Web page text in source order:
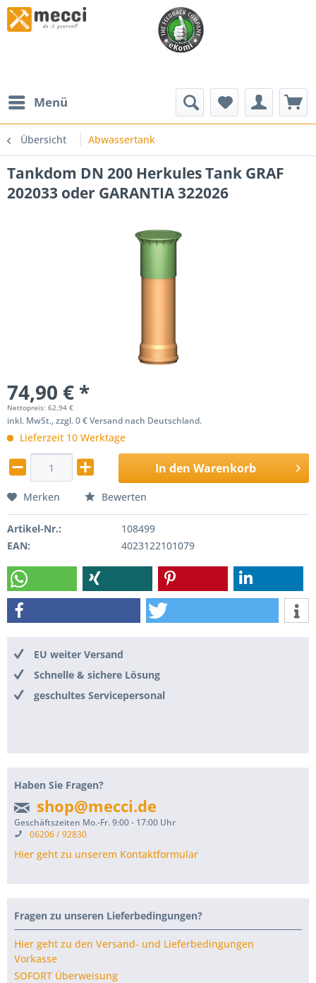
Menü
Übersicht Abwassertank
Tankdom DN 200 Herkules Tank GRAF
202033 oder GARANTIA 322026
74,90 € *
Nettopreis: 62,94 €
inkl. MwSt., zzgl. 0 € Versand nach Deutschland.
Lieferzeit 10 Werktage
In den Warenkorb
Merken Bewerten
Artikel-Nr.:
108499
EAN:
4023122101079
EU weiter Versand
Schnelle & sichere Lösung
geschultes Servicepersonal
Haben Sie Fragen?
shop@mecci.de
Geschäftszeiten Mo.-Fr. 9:00 - 17:00 Uhr
06206 / 92830
Hier geht zu unserem Kontaktformular
Fragen zu unseren Lieferbedingungen?
Hier geht zu den Versand- und Lieferbedingungen
Vorkasse
SOFORT Überweisung